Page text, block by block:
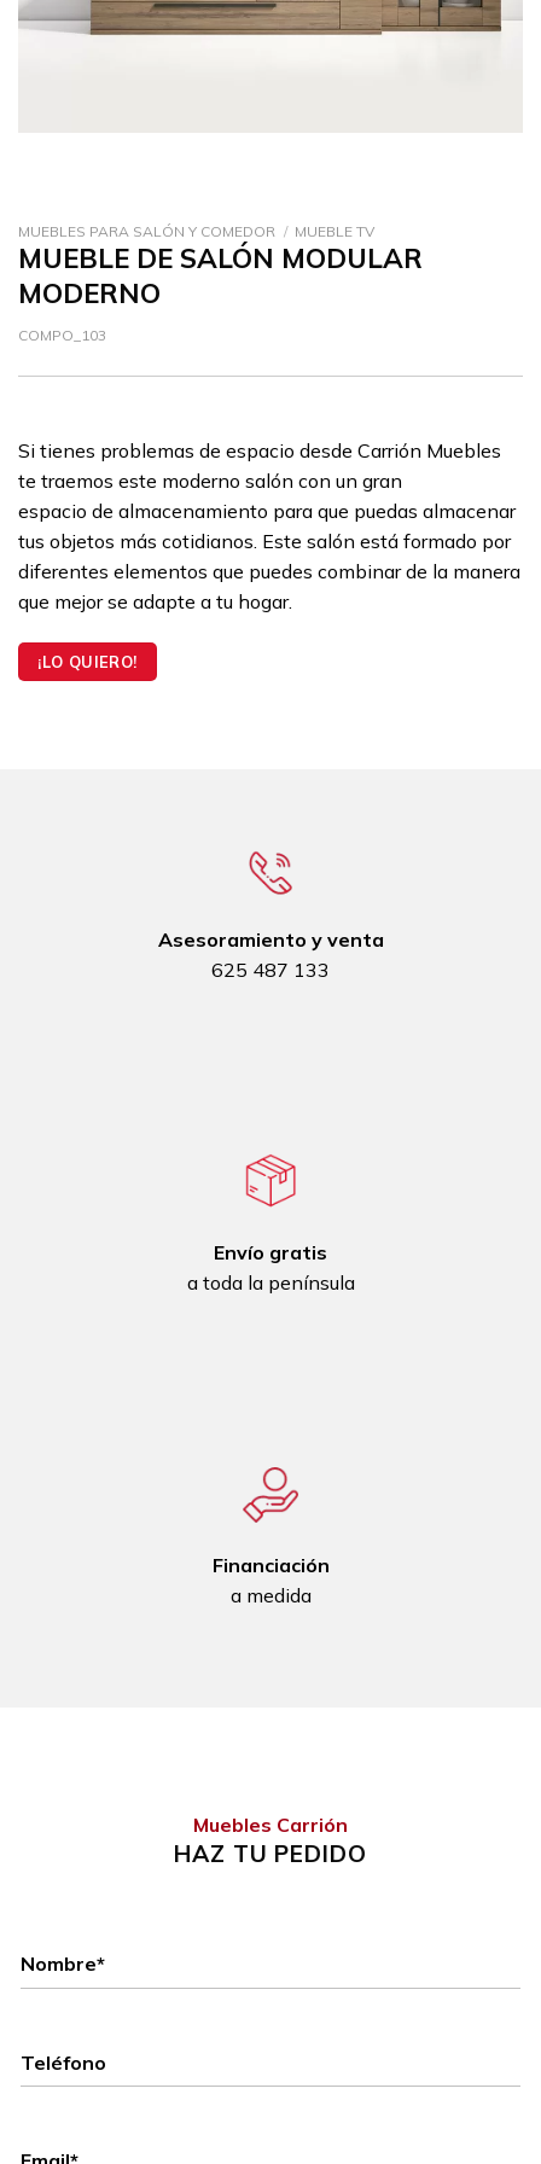
MUEBLES PARA SALÓN Y COMEDOR / MUEBLE TV
MUEBLE DE SALÓN MODULAR
MODERNO
COMPO_103
Si tienes problemas de espacio desde Carrión Muebles
te traemos este moderno salón con un gran
espacio de almacenamiento para que puedas almacenar
tus objetos más cotidianos. Este salón está formado por
diferentes elementos que puedes combinar de la manera
que mejor se adapte a tu hogar.
¡LO QUIERO!
Asesoramiento y venta
625 487 133
Envío gratis
a toda la península
Financiación
a medida
Muebles Carrión
HAZ TU PEDIDO